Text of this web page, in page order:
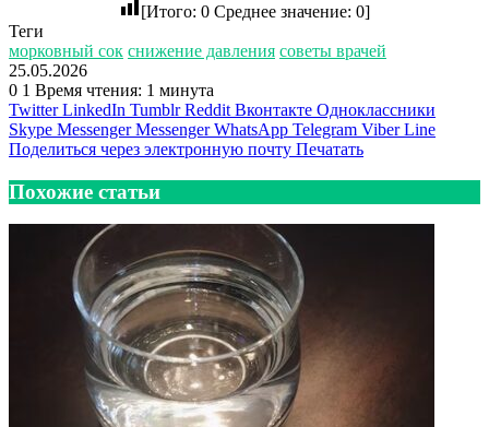
[Итого: 0 Среднее значение: 0]
Теги
морковный сок снижение давления советы врачей
25.05.2026
0 1 Время чтения: 1 минута
Twitter LinkedIn Tumblr Reddit Вконтакте Одноклассники
Skype Messenger Messenger WhatsApp Telegram Viber Line
Поделиться через электронную почту Печатать
Похожие статьи